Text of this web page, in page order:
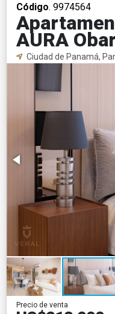
Código. 9974564
AURA
Ciudad de Panamá,
Precio de venta